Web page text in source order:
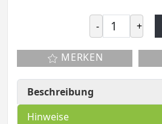
- +
MERKEN
Beschreibung
Hinweise